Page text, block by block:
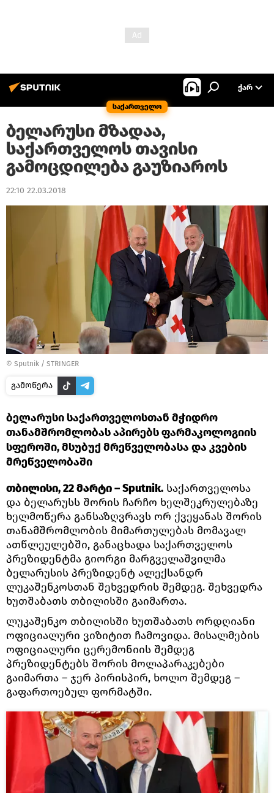
საქართველო
ᲥᲐᲠ
ბელარუსი მზადაა,
საქართველოს თავისი
გამოცდილება გაუზიაროს
22:10 22.03.2018
© Sputnik / STRINGER
გამოწერა
ბელარუსი საქართველოსთან მჭიდრო
თანამშრომლობას აპირებს ფარმაკოლოგიის
სფეროში, მსუბუქ მრეწველობასა და კვების
მრეწველობაში
თბილისი, 22 მარტი – Sputnik. საქართველოსა
და ბელარუსს შორის ჩარჩო ხელშეკრულებაზე
ხელმოწერა განსაზღვრავს ორ ქვეყანას შორის
თანამშრომლობის მიმართულებას მომავალ
ათწლეულებში, განაცხადა საქართველოს
პრეზიდენტმა გიორგი მარგველაშვილმა
ბელარუსის პრეზიდენტ ალექსანდრ
ლუკაშენკოსთან შეხვედრის შემდეგ. შეხვედრა
ხუთშაბათს თბილისში გაიმართა.
ლუკაშენკო თბილისში ხუთშაბათს ორდღიანი
ოფიციალური ვიზიტით ჩამოვიდა. მისალმების
ოფიციალური ცერემონიის შემდეგ
პრეზიდენტებს შორის მოლაპარაკებები
გაიმართა – ჯერ პირისპირ, ხოლო შემდეგ –
გაფართოებულ ფორმატში.